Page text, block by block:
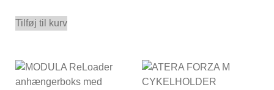
Tilføj til kurv